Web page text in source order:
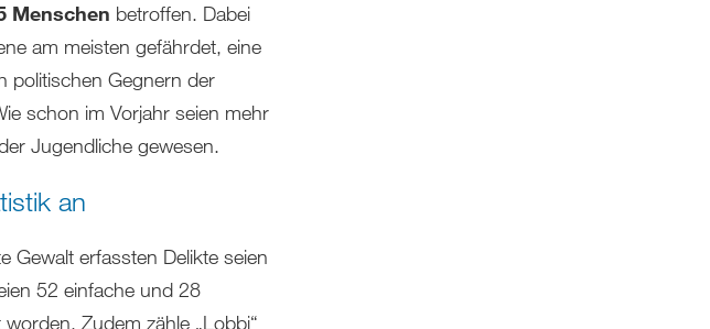
Menschen betroffen. Dabei
am meisten gefährdet, eine
politischen Gegnern der
schon im Vorjahr seien mehr
Jugendliche gewesen.
an
Gewalt erfassten Delikte seien
52 einfache und 28
Zudem zähle „Lobbi“